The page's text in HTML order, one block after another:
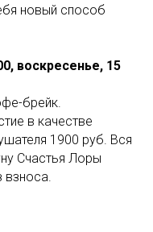
новый способ
воскресенье, 15
брейк.
в качестве
1900 руб. Вся
Счастья Лоры
взноса.